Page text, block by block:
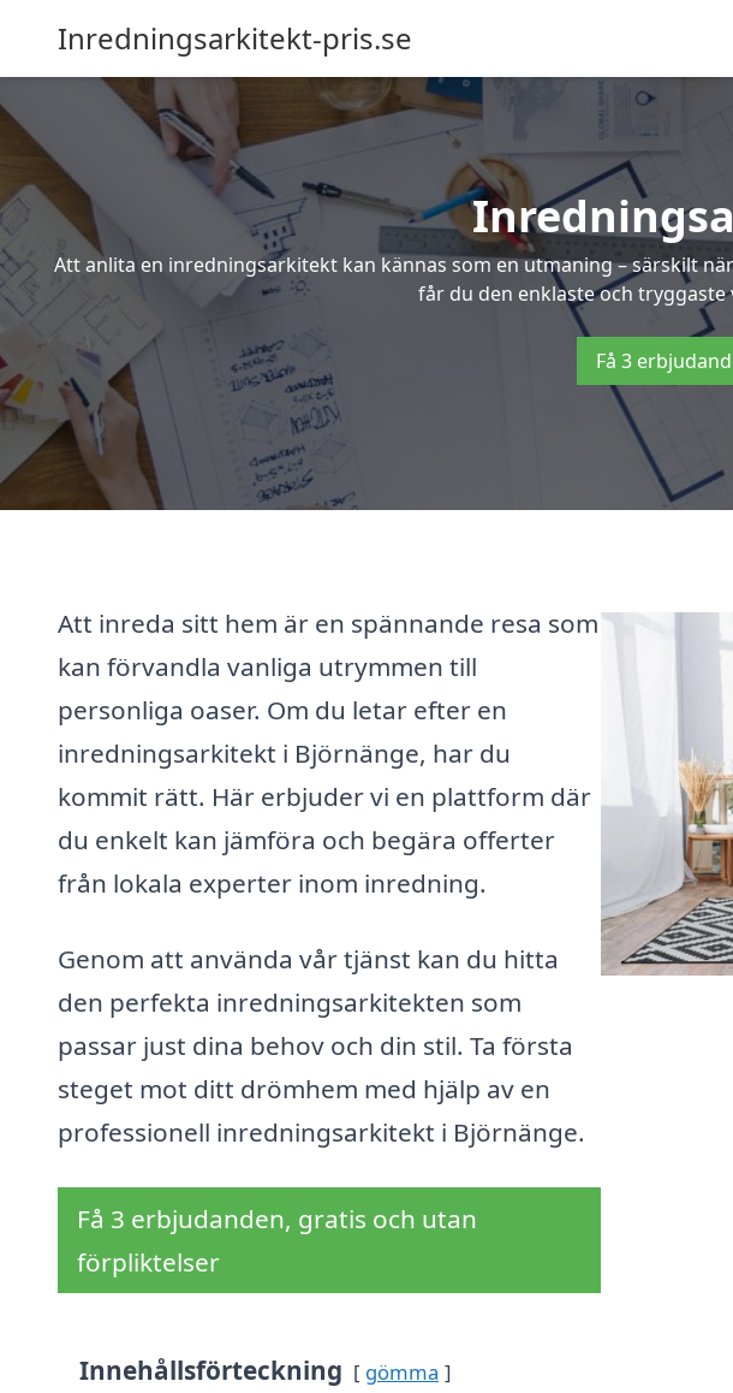
Inredningsarkitekt-pris.se
Att anlita en inredningsarkitekt kan kännas som en utmaning – särskilt
får du den enklaste och
Få 3
Att inreda sitt hem är en spännande resa som
kan förvandla vanliga utrymmen till
personliga oaser. Om du letar efter en
inredningsarkitekt i Björnänge, har du
kommit rätt. Här erbjuder vi en plattform där
du enkelt kan jämföra och begära offerter
från lokala experter inom inredning.
Genom att använda vår tjänst kan du hitta
den perfekta inredningsarkitekten som
passar just dina behov och din stil. Ta första
steget mot ditt drömhem med hjälp av en
professionell inredningsarkitekt i Björnänge.
Få 3 erbjudanden, gratis och utan
förpliktelser
Innehållsförteckning gömma